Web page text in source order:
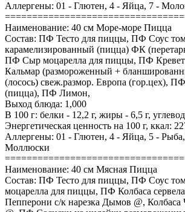
Аллергены: 01 - Глютен, 4 - Яйца, 7 -
Наименование: 40 см Море-море Пицца
Состав: ПФ Тесто для пиццы, ПФ Соус
карамелизированный (пицца) ФК
ПФ Сыр моцарелла для пиццы, ПФ
Кальмар (размороженный +
(лосось) свеж.размор. Европа (гор.цех),
(пицца), ПФ Лимон,
Выход блюда: 1,000
В 100 г: белки - 12,2 г, жиры - 6,5 г,
Энергетическая ценность на 100 г, ккал:
Аллергены: 01 - Глютен, 4 - Яйца, 5 -
Моллюски
Наименование: 40 см Мясная Пицца
Состав: ПФ Тесто для пиццы, ПФ Соус
моцарелла для пиццы, ПФ Колбаса
Пепперони с/к нарезка Дымов @, Колбаса